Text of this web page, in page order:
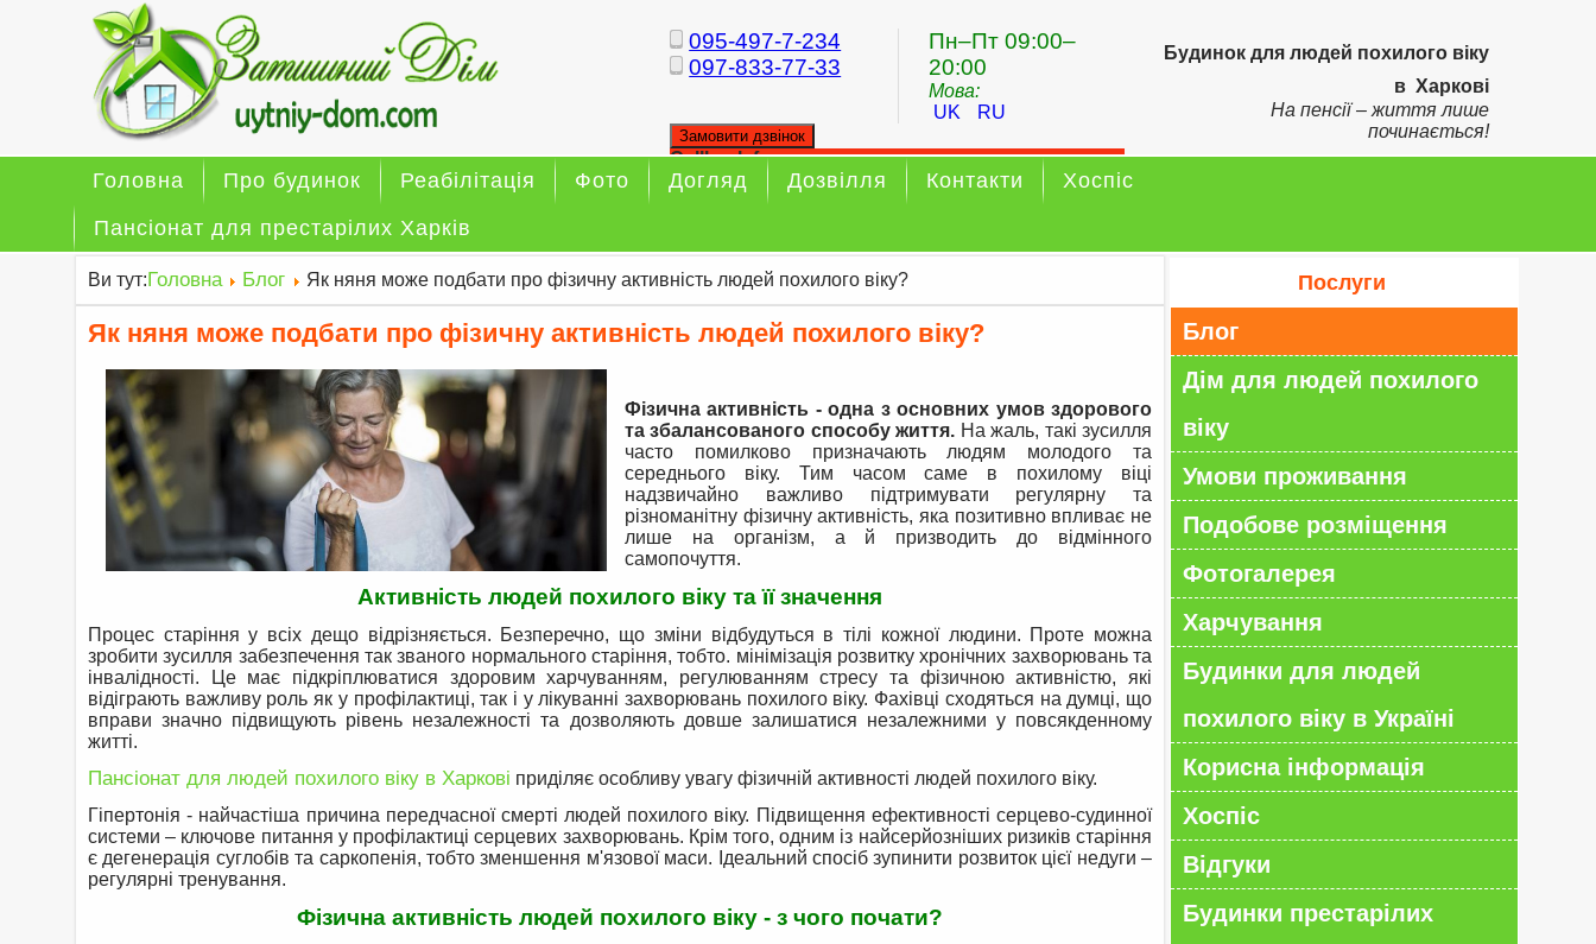
Будинок для людей похилого віку
в Харкові
На пенсії – життя лише
починається!
095-497-7-234
097-833-77-33
Пн–Пт 09:00–
20:00
Мова:
UK
RU
Замовити дзвінок
Callback form
Your callback has been sent sucessfully
Головна Про будинок Реабілітація Фото Догляд Дозвілля Контакти
Хоспіс
Пансіонат для престарілих Харків
Ви тут:Головна Блог Як няня може подбати про фізичну активність людей похилого віку?
Як няня може подбати про фізичну активність людей похилого віку?
Фізична активність - одна з основних умов здорового
та збалансованого способу життя. На жаль, такі зусилля
часто помилково призначають людям молодого та
середнього віку. Тим часом саме в похилому віці
надзвичайно важливо підтримувати регулярну та
різноманітну фізичну активність, яка позитивно впливає не
лише на організм, а й призводить до відмінного
самопочуття.
Активність людей похилого віку та її значення
Процес старіння у всіх дещо відрізняється. Безперечно, що зміни відбудуться в тілі кожної людини. Проте можна
зробити зусилля забезпечення так званого нормального старіння, тобто. мінімізація розвитку хронічних захворювань та
інвалідності. Це має підкріплюватися здоровим харчуванням, регулюванням стресу та фізичною активністю, які
відіграють важливу роль як у профілактиці, так і у лікуванні захворювань похилого віку. Фахівці сходяться на думці, що
вправи значно підвищують рівень незалежності та дозволяють довше залишатися незалежними у повсякденному
житті.
Пансіонат для людей похилого віку в Харкові приділяє особливу увагу фізичній активності людей похилого віку.
Гіпертонія - найчастіша причина передчасної смерті людей похилого віку. Підвищення ефективності серцево-судинної
системи – ключове питання у профілактиці серцевих захворювань. Крім того, одним із найсерйозніших ризиків старіння
є дегенерація суглобів та саркопенія, тобто зменшення м'язової маси. Ідеальний спосіб зупинити розвиток цієї недуги –
регулярні тренування.
Фізична активність людей похилого віку - з чого почати?
Послуги
Блог
Дім для людей похилого
віку
Умови проживання
Подобове розміщення
Фотогалерея
Харчування
Будинки для людей
похилого віку в Україні
Корисна інформація
Хоспіс
Відгуки
Будинки престарілих